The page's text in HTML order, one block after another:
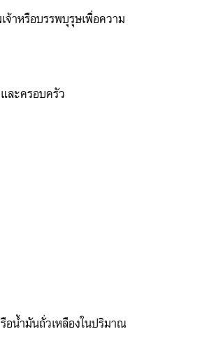
าหรือบรรพบุรุษเพื่อความ
ละครอบครัว
น้ำมันถั่วเหลืองในปริมาณ